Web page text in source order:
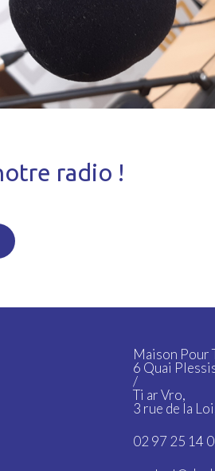
radio !
Maison Pour
6 Quai
/
Ti ar Vro,
3 rue de la
02 97 25 14